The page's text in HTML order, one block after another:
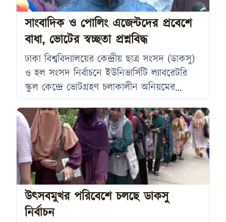
করা হয়েছে। তার দাবি, গণতন্ত্র, মানবাধিকার ও
বাকস্বাধীনতাকে দমন
সাংবাদিক ও পোলিং এজেন্টদের প্রবেশে
বাধা, ভোটের স্বচ্ছতা প্রশ্নবিদ্ধ
ঢাকা বিশ্ববিদ্যালয়ের কেন্দ্রীয় ছাত্র সংসদ (ডাকসু)
ও হল সংসদ নির্বাচনে ইউনিভার্সিটি ল্যাবরেটরি
স্কুল কেন্দ্রে ভোটগ্রহণ চলাকালীন অনিয়মের
অভিযোগ উঠেছে। জিএস পদপ্রার্থী এস এম
ফরহাদ মঙ্গলবার (৯ সেপ্টেম্বর) সাংবাদিকদের
জানান, কেন্দ্রে পোলিং এজেন্ট, সাংবাদিক ও
মানবাধিকার সংস্থার প্রতিনিধিদের প্রবেশ নিষেধ
করা হচ্ছে। তিনি উদ্বেগ প্রকাশ করেন যে, এ
পরিস্থিতিতে ভোট সুষ্ঠু হওয়া কঠিন হবে। এস এম
ফরহাদ আরও বলেন, ভোটকেন্দ্রের ১শ মিটারের
উৎসবমুখর পরিবেশে চলছে ডাকসু
নির্বাচন